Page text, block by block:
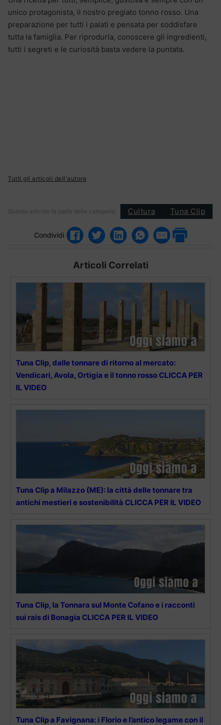
unico protagonista, il nostro pregiato tonno rosso. Una
preparazione per tutti i palati e pensata per soddisfare
tutta la famiglia. Per riprodurla, conoscere gli ingredienti,
tutti i segreti e le curiosità basta vedere la puntata.
Tutti gli articoli dell'autore
Questo articolo fa parte delle categorie: Cultura Tuna Clip
Condividi
Articoli Correlati
Tuna Clip, dalle tonnare di ritorno al mercato:
Vendicari, Avola, Ortigia e il tonno rosso CLICCA PER
IL VIDEO
Tuna Clip a Milazzo (ME): la città delle tonnare tra
antichi mestieri e sostenibilità CLICCA PER IL VIDEO
Tuna Clip, la Tonnara sul Monte Cofano e i racconti
sui rais di Bonagia CLICCA PER IL VIDEO
Tuna Clip a Favignana: i Florio e l’antico legame con il